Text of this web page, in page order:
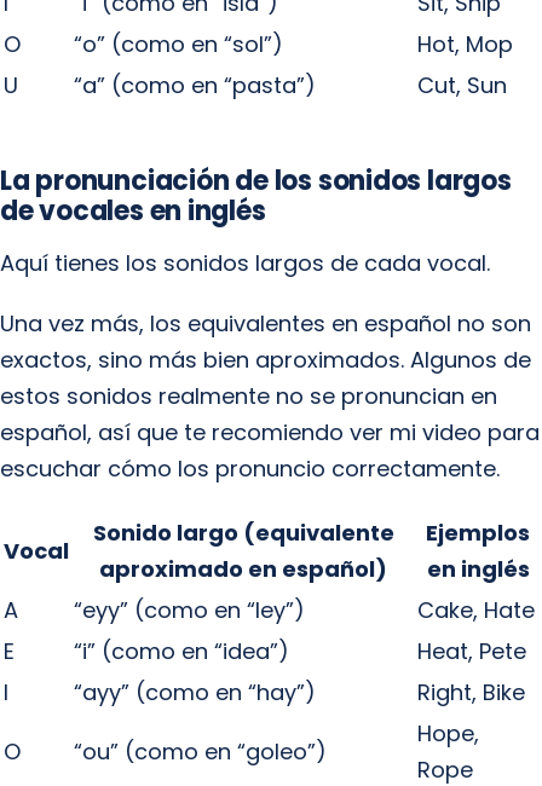
O
“o” (como en “sol”)
Hot, Mop
U
“a” (como en “pasta”) Cut, Sun
La pronunciación de los sonidos largos
de vocales en inglés
Aquí tienes los sonidos largos de cada vocal.
Una vez más, los equivalentes en español no son
exactos, sino más bien aproximados. Algunos de
estos sonidos realmente no se pronuncian en
español, así que te recomiendo ver mi video para
escuchar cómo los pronuncio correctamente.
Vocal
Sonido largo (equivalente
aproximado en español)
Ejemplos
en inglés
A
“eyy” (como en “ley”)
Cake, Hate
E
“i” (como en “idea”)
Heat, Pete
I
“ayy” (como en “hay”)
Right, Bike
O
“ou” (como en “goleo”)
Hope,
Rope